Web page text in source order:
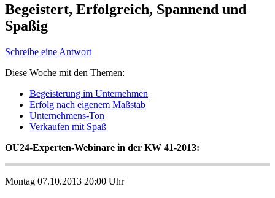
Begeistert, Erfolgreich, Spannend und
Spaßig
Schreibe eine Antwort
Diese Woche mit den Themen:
Begeisterung im Unternehmen
Erfolg nach eigenem Maßstab
Unternehmens-Ton
Verkaufen mit Spaß
OU24-Experten-Webinare in der KW 41-2013:
Montag 07.10.2013 20:00 Uhr